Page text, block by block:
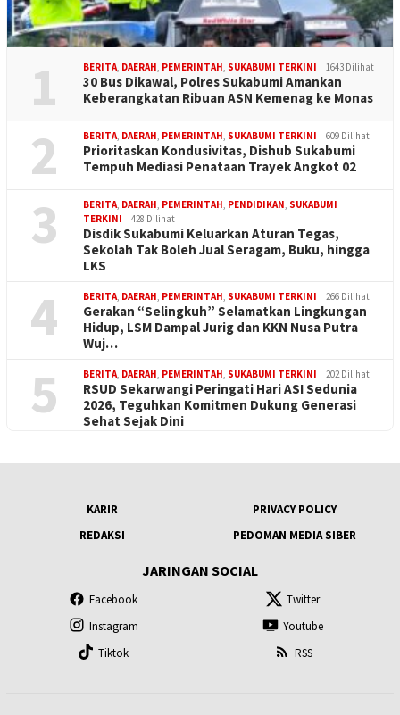
1 BERITA, DAERAH, PEMERINTAH, SUKABUMI TERKINI 1643 Dilihat
30 Bus Dikawal, Polres Sukabumi Amankan
Keberangkatan Ribuan ASN Kemenag ke Monas
2 BERITA, DAERAH, PEMERINTAH, SUKABUMI TERKINI 609 Dilihat
Prioritaskan Kondusivitas, Dishub Sukabumi
Tempuh Mediasi Penataan Trayek Angkot 02
3 BERITA, DAERAH, PEMERINTAH, PENDIDIKAN, SUKABUMI
TERKINI
428 Dilihat
Disdik Sukabumi Keluarkan Aturan Tegas,
Sekolah Tak Boleh Jual Seragam, Buku, hingga
LKS
4 BERITA, DAERAH, PEMERINTAH, SUKABUMI TERKINI 266 Dilihat
Gerakan “Selingkuh” Selamatkan Lingkungan
Hidup, LSM Dampal Jurig dan KKN Nusa Putra
Wuj…
5 BERITA, DAERAH, PEMERINTAH, SUKABUMI TERKINI 202 Dilihat
RSUD Sekarwangi Peringati Hari ASI Sedunia
2026, Teguhkan Komitmen Dukung Generasi
Sehat Sejak Dini
KARIR
PRIVACY POLICY
REDAKSI
PEDOMAN MEDIA SIBER
JARINGAN SOCIAL
Facebook
Twitter
Instagram
Youtube
Tiktok
RSS